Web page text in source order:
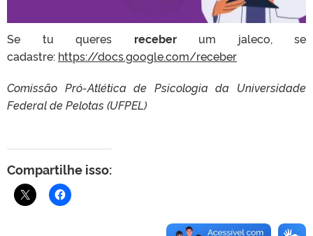
Se tu queres receberum jaleco, se
cadastre: https://docs.google.com/receber
Comissão Pró-Atlética de Psicologia da Universidade
Federal de Pelotas (UFPEL)
Compartilhe isso: